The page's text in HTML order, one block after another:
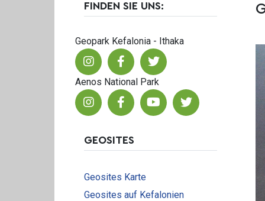
FINDEN SIE UNS:
Geopark Kefalonia - Ithaka
Aenos National Park
GEOSITES
Geosites Karte
Geosites auf Kefalonien